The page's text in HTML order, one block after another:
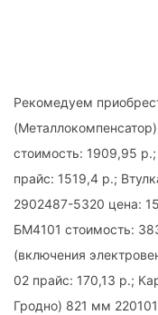
Рекомедуем
стоимость: 1909,95
прайс: 1519,4 р.;
2902487-5320 цена:
БМ4101 стоимость:
(включения
02 прайс: 170,13 р.;
Гродно) 821 мм